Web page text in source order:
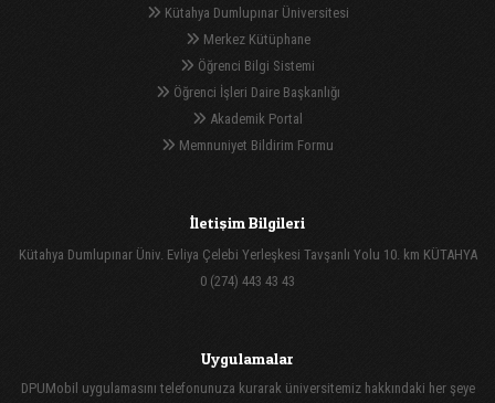
Kütahya Dumlupınar Üniversitesi
Merkez Kütüphane
Öğrenci Bilgi Sistemi
Öğrenci İşleri Daire Başkanlığı
Akademik Portal
Memnuniyet Bildirim Formu
İletişim Bilgileri
Kütahya Dumlupınar Üniv. Evliya Çelebi Yerleşkesi Tavşanlı Yolu 10. km KÜTAHYA
0 (274) 443 43 43
Uygulamalar
DPUMobil uygulamasını telefonunuza kurarak üniversitemiz hakkındaki her şeye